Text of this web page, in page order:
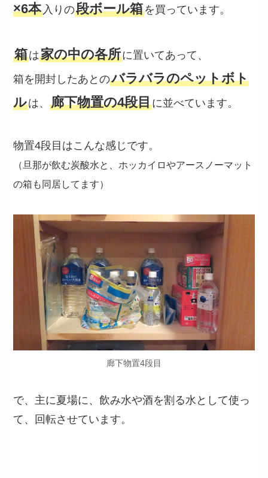
×6本 入りの段ボール箱を買っています。
箱は家の中の各所に置いてあって、
箱を開封したあとのバラバラのペットボト
ルは、廊下物置の4段目に並べています。
物置4段目はこんな感じです。
（旦那が飲む炭酸水と、ホッカイロやアースノーマット
の箱も同居してます）
廊下物置4段目
で、主に夏場に、飲み水や酒を割る水として使っ
て、回転させています。